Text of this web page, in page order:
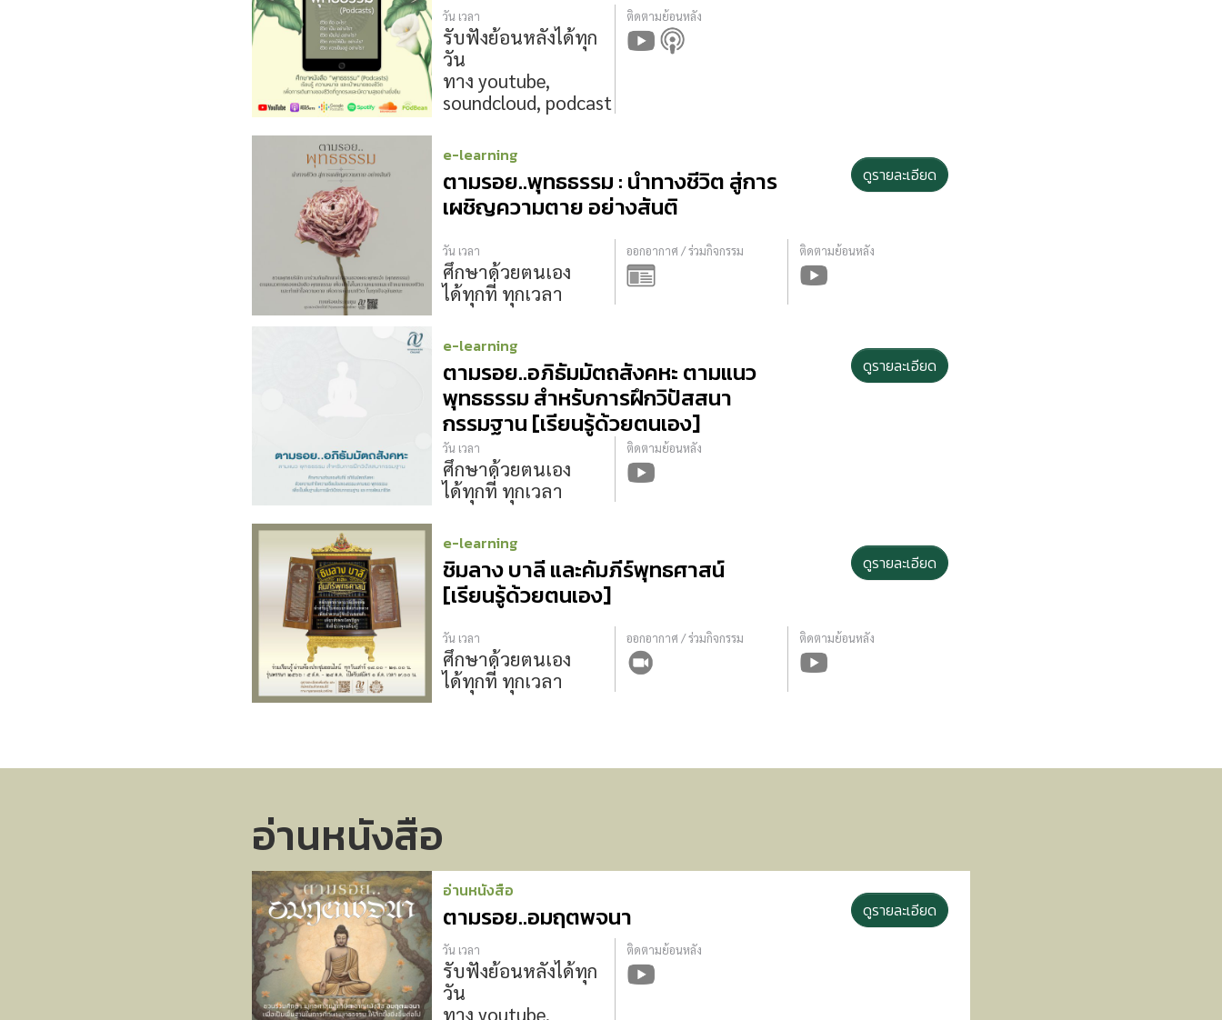
วัน เวลา
รับฟังย้อนหลังได้ทุก
วัน
ทาง youtube,
soundcloud, podcast
ติดตามย้อนหลัง
e-learning
ตามรอย..พุทธธรรม : นำทางชีวิต สู่การ
เผชิญความตาย อย่างสันติ
ดูรายละเอียด
วัน เวลา
ศึกษาด้วยตนเอง
ได้ทุกที่ ทุกเวลา
ออกอากาศ / ร่วมกิจกรรม ติดตามย้อนหลัง
e-learning
ตามรอย..อภิธัมมัตถสังคหะ ตามแนว
พุทธธรรม สำหรับการฝึกวิปัสสนา
กรรมฐาน [เรียนรู้ด้วยตนเอง]
ดูรายละเอียด
วัน เวลา
ศึกษาด้วยตนเอง
ได้ทุกที่ ทุกเวลา
ติดตามย้อนหลัง
e-learning
ชิมลาง บาลี และคัมภีร์พุทธศาสน์
[เรียนรู้ด้วยตนเอง]
ดูรายละเอียด
วัน เวลา
ศึกษาด้วยตนเอง
ได้ทุกที่ ทุกเวลา
ออกอากาศ / ร่วมกิจกรรม ติดตามย้อนหลัง
อ่านหนังสือ
อ่านหนังสือ
ตามรอย..อมฤตพจนา ดูรายละเอียด
วัน เวลา
รับฟังย้อนหลังได้ทุก
วัน
ทาง youtube,
ติดตามย้อนหลัง